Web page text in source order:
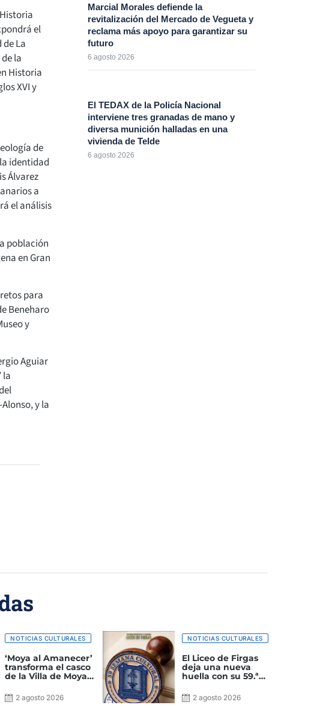
el
La
la
Historia
XVI y
de
identidad
Álvarez
a
el análisis
población
en Gran
para
Beneharo
y
Aguiar
la
y la
Marcial Morales defiende la
revitalización del Mercado de Vegueta y
reclama más apoyo para garantizar su
futuro
6 agosto 2026
El TEDAX de la Policía Nacional
interviene tres granadas de mano y
diversa munición halladas en una
vivienda de Telde
6 agosto 2026
NOTICIAS CULTURALES
‘Moya al Amanecer’
transforma el casco
de la Villa de Moya
escenario cultural
2 agosto 2026
NOTICIAS CULTURALES
El Liceo de Firgas
deja una nueva
huella con su 59.ª
2 agosto 2026